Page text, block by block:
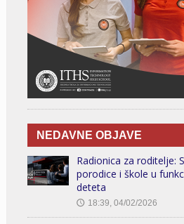
NEDAVNE OBJAVE
Radionica za roditelje:
porodice i škole u
deteta
🕔 18:39, 04/02/2026